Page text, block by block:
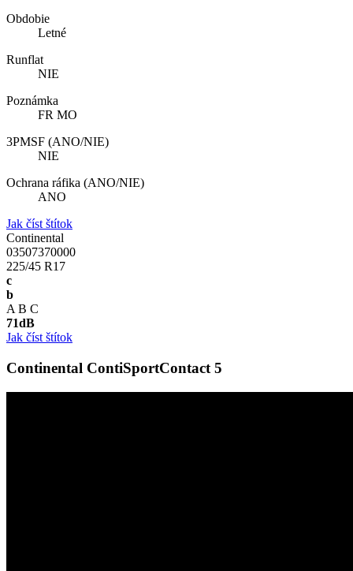
Obdobie
Letné
Runflat
NIE
Poznámka
FR MO
3PMSF (ANO/NIE)
NIE
Ochrana ráfika (ANO/NIE)
ANO
Jak číst štítok
Continental
03507370000
225/45 R17
c
b
A B C
71dB
Jak číst štítok
Continental ContiSportContact 5